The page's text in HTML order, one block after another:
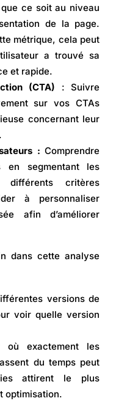
ce soit au niveau
de la page.
métrique, cela peut
a trouvé sa
et rapide.
(CTA)
: Suivre
sur vos CTAs
concernant leur
: Comprendre
en segmentant les
différents critères
à personnaliser
afin d’améliorer
dans cette analyse
versions de
voir quelle version
où exactement les
du temps peut
attirent le plus
optimisation.